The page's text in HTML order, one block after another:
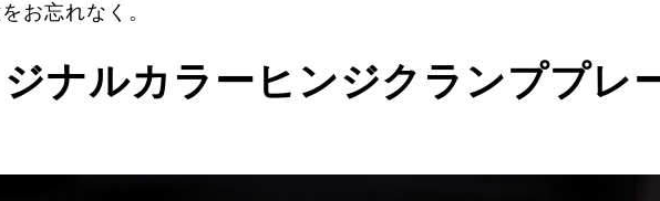
お忘れなく。
ナルカラーヒンジクランププレ